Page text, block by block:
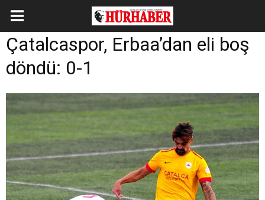
Çatalcaspor, Erbaa’dan eli boş
döndü: 0-1